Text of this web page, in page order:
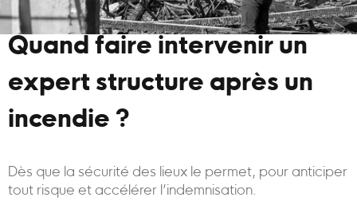
Quand faire intervenir un
expert structure après un
incendie ?
Dès que la sécurité des lieux le permet, pour anticiper
tout risque et accélérer l’indemnisation.